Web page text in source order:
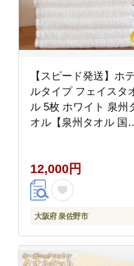
【スピード発送】ホテ
ルタイプ フェイスタ
ル 5枚 ホワイト 泉州
オル【泉州タオル 国
ァミリー】 G4841
12,000円
大阪府 泉佐野市